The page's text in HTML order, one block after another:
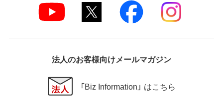
法人のお客様向けメールマガジン
「Biz Information」 はこちら